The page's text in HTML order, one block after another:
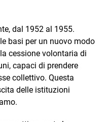
dal 1952 al 1955.
basi per un nuovo modo
cessione volontaria di
capaci di prendere
collettivo. Questa
delle istituzioni